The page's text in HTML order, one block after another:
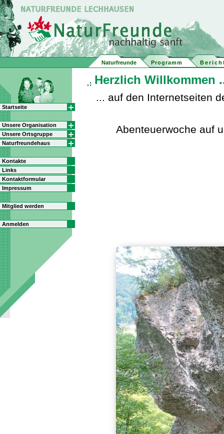
Naturfreunde Programm
Startseite
Unsere Organisation
Unsere Ortsgruppe
Naturfreundehaus
Kontakte
Links
Kontaktformular
Impressum
Mitglied werden
Anmelden
Herzlich Willkommen
... auf den Internetseiten
Abenteuerwoche auf